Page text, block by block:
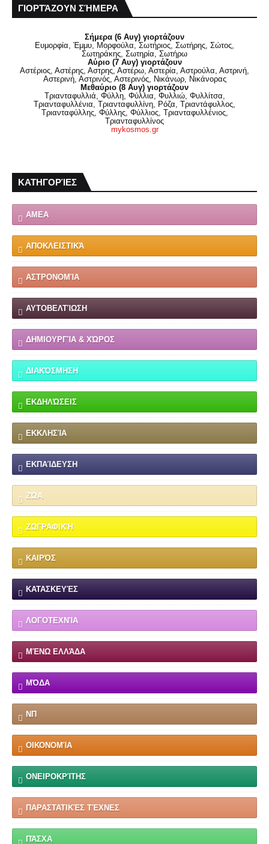
ΓΙΟΡΤΆΖΟΥΝ ΣΉΜΕΡΑ
Σήμερα (6 Αυγ) γιορτάζουν
Ευμορφία, Έμμυ, Μορφούλα, Σωτήριος, Σωτήρης, Σώτος,
Σωτηράκης, Σωτηρία, Σωτήρω
Αύριο (7 Αυγ) γιορτάζουν
Αστέριος, Αστέρης, Αστρης, Αστέρω, Αστερία, Αστρούλα, Αστρινή,
Αστερινή, Αστρινός, Αστερινός, Νικάνωρ, Νικάνορας
Μεθαύριο (8 Αυγ) γιορτάζουν
Τριανταφυλλιά, Φύλλη, Φύλλια, Φυλλιώ, Φυλλίτσα,
Τριανταφυλλένια, Τριανταφυλλίνη, Ρόζα, Τριαντάφυλλος,
Τριανταφύλλης, Φύλλης, Φύλλιος, Τριανταφυλλένιος,
Τριανταφυλλίνος
mykosmos.gr
ΚΑΤΗΓΟΡΊΕΣ
ΑΜΕΑ
ΑΠΟΚΛΕΙΣΤΙΚΆ
ΑΣΤΡΟΝΟΜΊΑ
ΑΥΤΟΒΕΛΤΊΩΣΗ
ΔΗΜΙΟΥΡΓΊΑ & ΧΏΡΟΣ
ΔΙΑΚΌΣΜΗΣΗ
ΕΚΔΗΛΏΣΕΙΣ
ΕΚΚΛΗΣΊΑ
ΕΚΠΑΊΔΕΥΣΗ
ΖΏΑ
ΖΩΓΡΑΦΙΚΉ
ΚΑΙΡΌΣ
ΚΑΤΑΣΚΕΥΈΣ
ΛΟΓΟΤΕΧΝΊΑ
ΜΈΝΩ ΕΛΛΆΔΑ
ΜΌΔΑ
ΝΠ
ΟΙΚΟΝΟΜΊΑ
ΟΝΕΙΡΟΚΡΊΤΗΣ
ΠΑΡΑΣΤΑΤΙΚΈΣ ΤΈΧΝΕΣ
ΠΆΣΧΑ